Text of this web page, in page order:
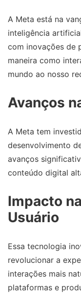
A Meta está na
inteligência
com inovações de
maneira como
mundo ao nosso
Avanços
A Meta tem
desenvolvimento
avanços
conteúdo digital
Impacto
Usuário
Essa tecnologia
revolucionar a
interações mais
plataformas e